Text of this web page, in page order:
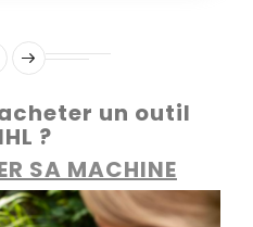
un outil
?
SA MACHINE